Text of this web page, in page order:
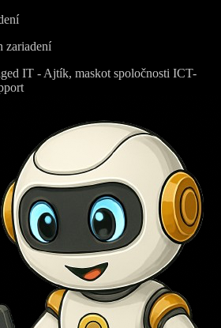
zariadení